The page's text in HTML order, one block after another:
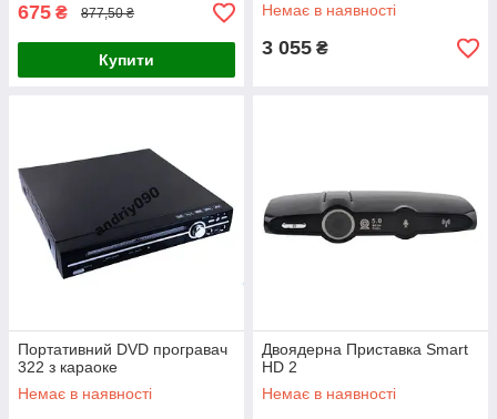
675 ₴ 877,50 ₴
Купити
Немає в наявності
3 055 ₴
Портативний DVD програвач
322 з караоке
Немає в наявності
Двоядерна Приставка Smart
HD 2
Немає в наявності